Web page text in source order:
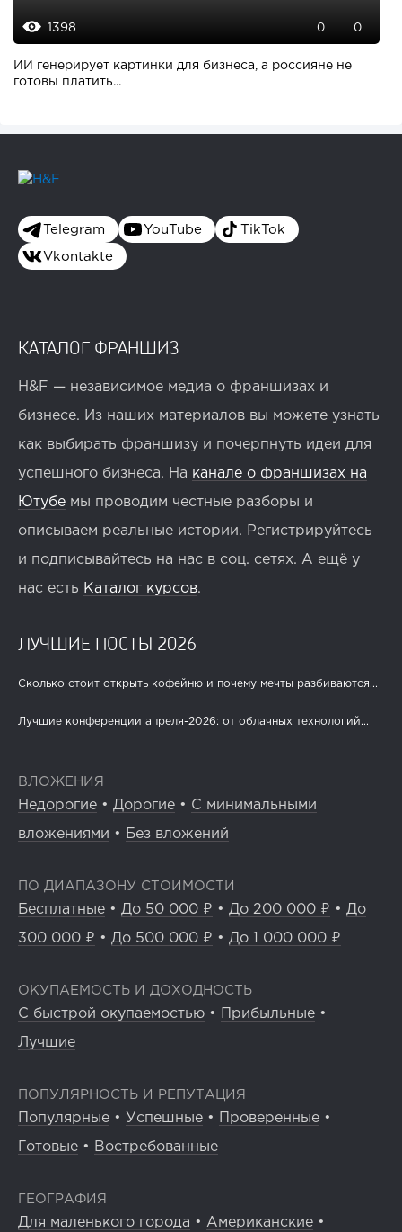
1398 0 0
ИИ генерирует картинки для бизнеса, а россияне не
готовы платить...
Telegram YouTube TikTok
Vkontakte
КАТАЛОГ ФРАНШИЗ
H&F — независимое медиа о франшизах и
бизнесе. Из наших материалов вы можете узнать
как выбирать франшизу и почерпнуть идеи для
успешного бизнеса. На канале о франшизах на
Ютубе мы проводим честные разборы и
описываем реальные истории. Регистрируйтесь
и подписывайтесь на нас в соц. сетях. А ещё у
нас есть Каталог курсов.
ЛУЧШИЕ ПОСТЫ 2026
Сколько стоит открыть кофейню и почему мечты разбиваются...
Лучшие конференции апреля-2026: от облачных технологий...
ВЛОЖЕНИЯ
Недорогие • Дорогие • С минимальными
вложениями • Без вложений
ПО ДИАПАЗОНУ СТОИМОСТИ
Бесплатные • До 50 000 ₽ • До 200 000 ₽ • До
300 000 ₽ • До 500 000 ₽ • До 1 000 000 ₽
ОКУПАЕМОСТЬ И ДОХОДНОСТЬ
С быстрой окупаемостью • Прибыльные •
Лучшие
ПОПУЛЯРНОСТЬ И РЕПУТАЦИЯ
Популярные • Успешные • Проверенные •
Готовые • Востребованные
ГЕОГРАФИЯ
Для маленького города • Американские •